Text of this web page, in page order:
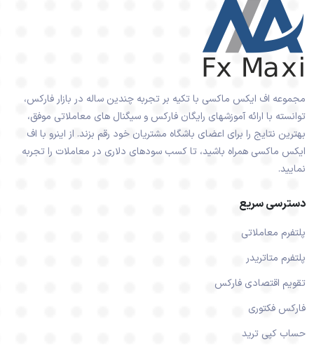
مجموعه اف ایکس ماکسی با تکیه بر تجربه چندین ساله در بازار فارکس،
توانسته با ارائه آموزشهای رایگان فارکس و سیگنال های معاملاتی موفق،
بهترین نتایج را برای اعضای باشگاه مشتریان خود رقم بزند. از اینرو با اف
ایکس ماکسی همراه باشید، تا کسب سودهای دلاری در معاملات را تجربه
نمایید.
دسترسی سریع
پلتفرم معاملاتی
پلتفرم متاتریدر
تقویم اقتصادی فارکس
فارکس فکتوری
حساب کپی ترید